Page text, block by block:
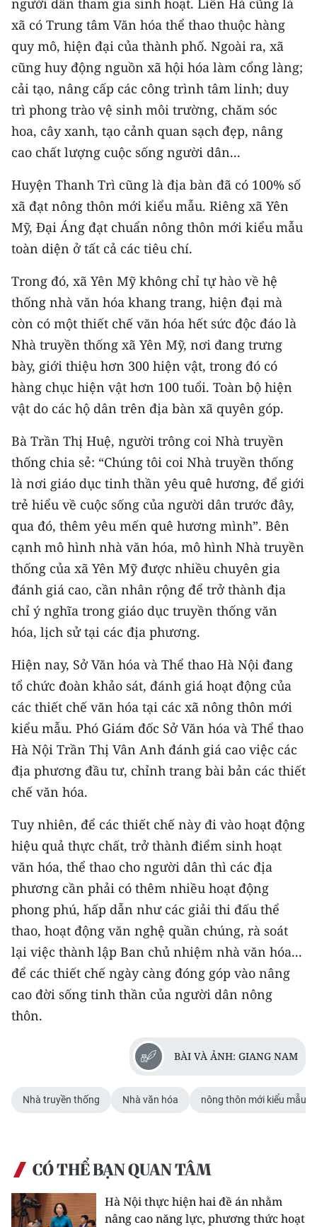
ENGLISH
中文
FRANÇAIS
РУССКИЙ
ESPAÑOL
한국어
người dân tham gia sinh hoạt. Liên Hà cũng là
xã có Trung tâm Văn hóa thể thao thuộc hàng
quy mô, hiện đại của thành phố. Ngoài ra, xã
cũng huy động nguồn xã hội hóa làm cổng làng;
cải tạo, nâng cấp các công trình tâm linh; duy
trì phong trào vệ sinh môi trường, chăm sóc
hoa, cây xanh, tạo cảnh quan sạch đẹp, nâng
cao chất lượng cuộc sống người dân...
Huyện Thanh Trì cũng là địa bàn đã có 100% số
xã đạt nông thôn mới kiểu mẫu. Riêng xã Yên
Mỹ, Đại Áng đạt chuẩn nông thôn mới kiểu mẫu
toàn diện ở tất cả các tiêu chí.
Trong đó, xã Yên Mỹ không chỉ tự hào về hệ
thống nhà văn hóa khang trang, hiện đại mà
còn có một thiết chế văn hóa hết sức độc đáo là
Nhà truyền thống xã Yên Mỹ, nơi đang trưng
bày, giới thiệu hơn 300 hiện vật, trong đó có
hàng chục hiện vật hơn 100 tuổi. Toàn bộ hiện
vật do các hộ dân trên địa bàn xã quyên góp.
Bà Trần Thị Huệ, người trông coi Nhà truyền
thống chia sẻ: “Chúng tôi coi Nhà truyền thống
là nơi giáo dục tinh thần yêu quê hương, để giới
trẻ hiểu về cuộc sống của người dân trước đây,
qua đó, thêm yêu mến quê hương mình”. Bên
cạnh mô hình nhà văn hóa, mô hình Nhà truyền
thống của xã Yên Mỹ được nhiều chuyên gia
đánh giá cao, cần nhân rộng để trở thành địa
chỉ ý nghĩa trong giáo dục truyền thống văn
hóa, lịch sử tại các địa phương.
Hiện nay, Sở Văn hóa và Thể thao Hà Nội đang
tổ chức đoàn khảo sát, đánh giá hoạt động của
các thiết chế văn hóa tại các xã nông thôn mới
kiểu mẫu. Phó Giám đốc Sở Văn hóa và Thể thao
Hà Nội Trần Thị Vân Anh đánh giá cao việc các
địa phương đầu tư, chỉnh trang bài bản các thiết
chế văn hóa.
Tuy nhiên, để các thiết chế này đi vào hoạt động
hiệu quả thực chất, trở thành điểm sinh hoạt
văn hóa, thể thao cho người dân thì các địa
phương cần phải có thêm nhiều hoạt động
phong phú, hấp dẫn như các giải thi đấu thể
thao, hoạt động văn nghệ quần chúng, rà soát
lại việc thành lập Ban chủ nhiệm nhà văn hóa...
để các thiết chế ngày càng đóng góp vào nâng
cao đời sống tinh thần của người dân nông
thôn.
BÀI VÀ ẢNH: GIANG NAM
Nhà truyền thống Nhà văn hóa nông thôn mới kiểu mẫu
CÓ THỂ BẠN QUAN TÂM
Hà Nội thực hiện hai đề án nhằm
nâng cao năng lực, phương thức hoạt